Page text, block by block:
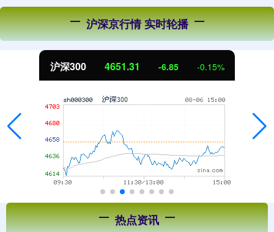
沪深京行情 实时轮播
沪深300 4651.31 -6.85 -0.15%
热点资讯